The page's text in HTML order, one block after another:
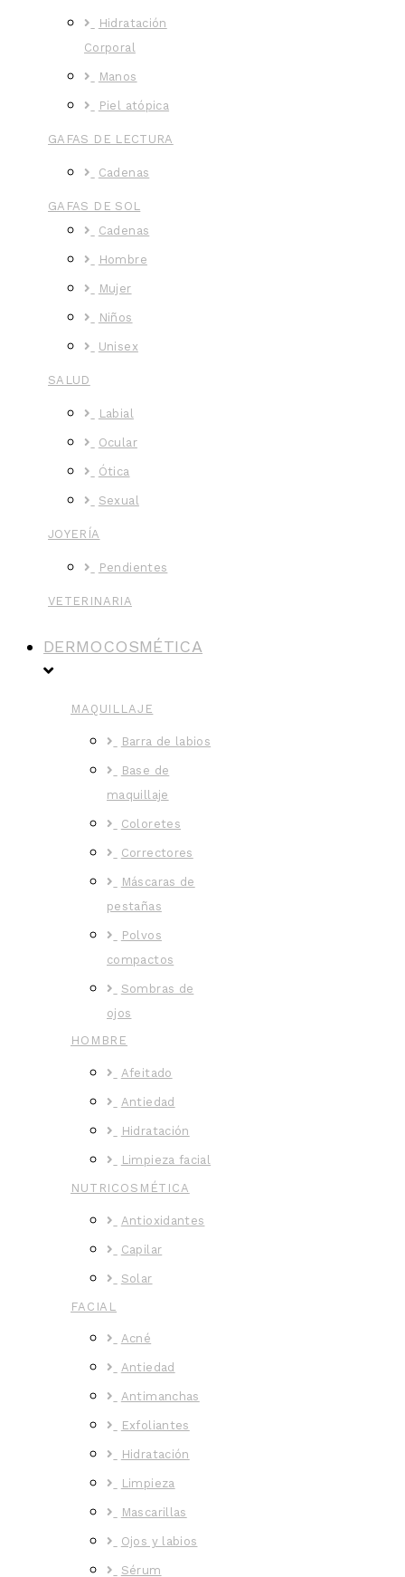
Hidratación
Corporal
Manos
Piel atópica
GAFAS DE LECTURA
Cadenas
GAFAS DE SOL
Cadenas
Hombre
Mujer
Niños
Unisex
SALUD
Labial
Ocular
Ótica
Sexual
JOYERÍA
Pendientes
VETERINARIA
DERMOCOSMÉTICA
MAQUILLAJE
Barra de labios
Base de
maquillaje
Coloretes
Correctores
Máscaras de
pestañas
Polvos
compactos
Sombras de
ojos
HOMBRE
Afeitado
Antiedad
Hidratación
Limpieza facial
NUTRICOSMÉTICA
Antioxidantes
Capilar
Solar
FACIAL
Acné
Antiedad
Antimanchas
Exfoliantes
Hidratación
Limpieza
Mascarillas
Ojos y labios
Sérum